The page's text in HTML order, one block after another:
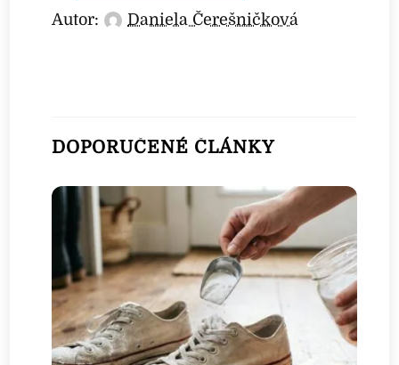
Autor: Daniela Čerešničková
DOPORUČENÉ ČLÁNKY